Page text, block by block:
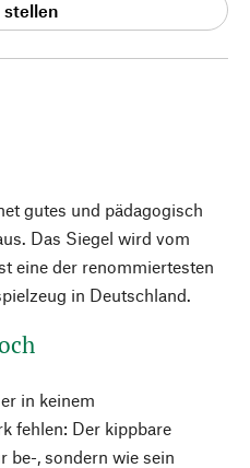
gutes und pädagogisch
Das Siegel wird vom
eine der renommiertesten
in Deutschland.
in keinem
fehlen: Der kippbare
be-, sondern wie sein
stellen